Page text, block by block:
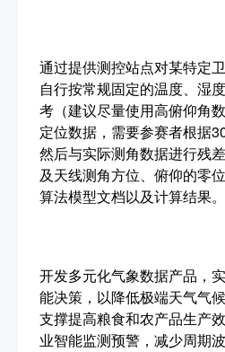
通过提供测控站点对某特定
自行按常规固定的温度、湿
考（建议尽量使用高俯仰角
定位数据，需要参赛者根据
然后与实际测角数据进行残
及天线测角方位、俯仰的零
算法模型文档以及计算结果。
开发多元化气象数据产品，
能决策，以降低极端天气气
支撑提高粮食和农产品生产
业智能监测预警，减少周期波